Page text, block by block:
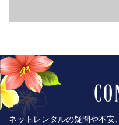
ネットレンタルの疑問や不